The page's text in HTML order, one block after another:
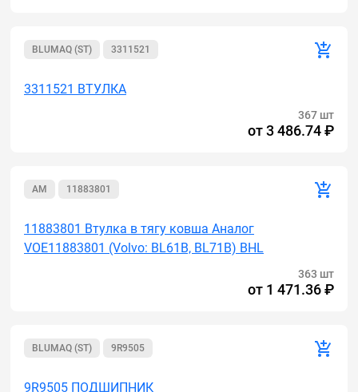
BLUMAQ (ST) 3311521
3311521 ВТУЛКА
367 шт
от3 486.74 ₽
AM 11883801
11883801 Втулка в тягу ковша Аналог
VOE11883801 (Volvo: BL61B, BL71B) BHL
363 шт
от 1 471.36 ₽
BLUMAQ (ST) 9R9505
9R9505 ПОДШИПНИК